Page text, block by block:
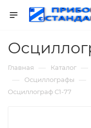
Главная — Каталог —
— Осциллографы —
Осциллограф С1-77